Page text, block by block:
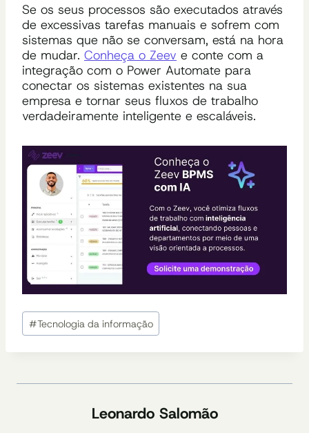
Se os seus processos são executados através
de excessivas tarefas manuais e sofrem com
sistemas que não se conversam, está na hora
de mudar. Conheça o Zeev e conte com a
integração com o Power Automate para
conectar os sistemas existentes na sua
empresa e tornar seus fluxos de trabalho
verdadeiramente inteligente e escaláveis.
Tags
do
#Tecnologia da informação
Leonardo Salomão